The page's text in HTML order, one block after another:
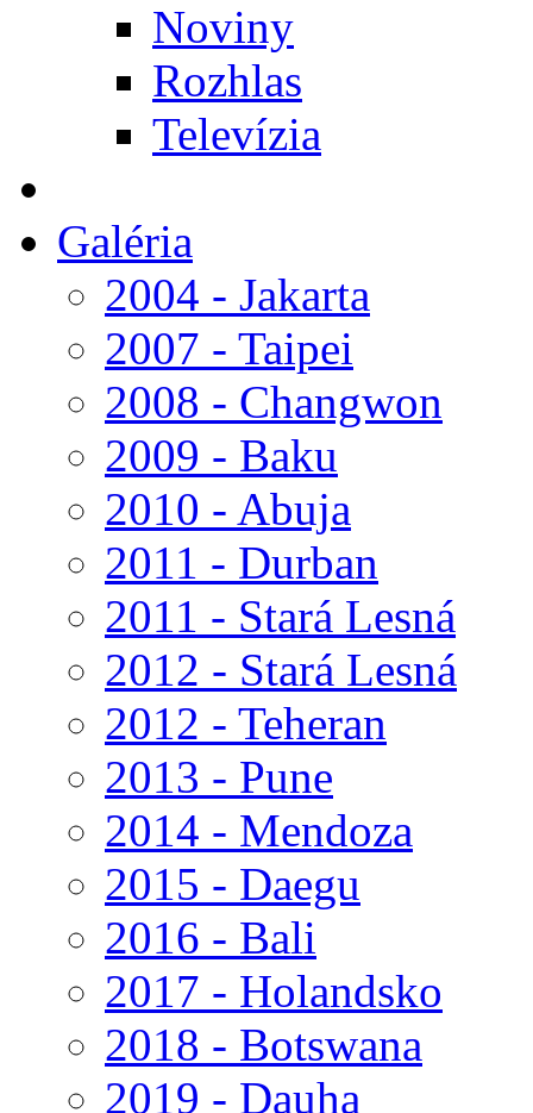
Noviny
Rozhlas
Televízia
Galéria
2004 - Jakarta
2007 - Taipei
2008 - Changwon
2009 - Baku
2010 - Abuja
2011 - Durban
2011 - Stará Lesná
2012 - Stará Lesná
2012 - Teheran
2013 - Pune
2014 - Mendoza
2015 - Daegu
2016 - Bali
2017 - Holandsko
2018 - Botswana
2019 - Dauha